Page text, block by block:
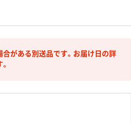
がある別送品です。お届け日の詳